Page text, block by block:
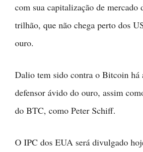
com sua capitalização de mercado
trilhão, que não chega perto dos
ouro.
Dalio tem sido contra o Bitcoin há
defensor ávido do ouro, assim
do BTC, como Peter Schiff.
O IPC dos EUA será divulgado